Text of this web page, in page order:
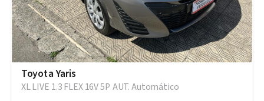
Toyota Yaris
XL LIVE 1.3 FLEX 16V 5P AUT. Automático